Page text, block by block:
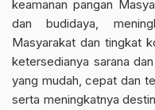
keamanan pangan
dan budidaya,
Masyarakat dan tingkat
ketersedianya sarana
yang mudah, cepat dan
serta meningkatnya